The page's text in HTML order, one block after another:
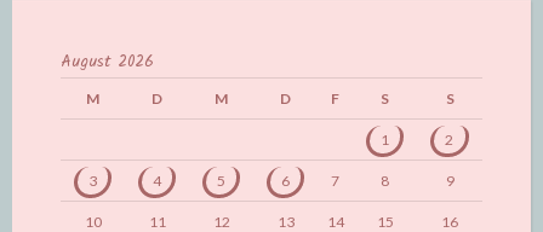
August 2026
M D M D F S S
1 2
3 4 5 6 7 8 9
10 11 12 13 14 15 16